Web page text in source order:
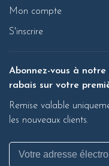
Mon compte
S'inscrire
Abonnez-vous à
rabais sur votre
Remise valable
les nouveaux clients.